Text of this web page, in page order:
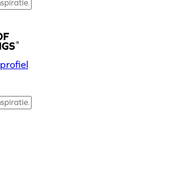
Zoek leveranciers, inspiratie...